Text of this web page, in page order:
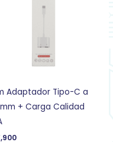
Adaptador Tipo-C a
+ Carga Calidad